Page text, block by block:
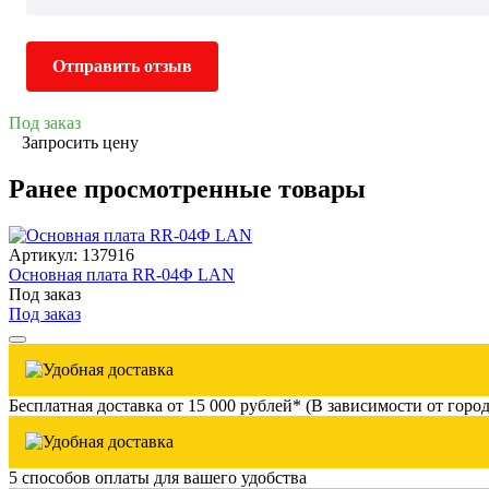
Отправить отзыв
Под заказ
Запросить цену
Ранее просмотренные товары
Артикул: 137916
Основная плата RR-04Ф LAN
Под заказ
Под заказ
Бесплатная доставка от 15 000 рублей* (В зависимости от
5 способов оплаты для вашего удобства